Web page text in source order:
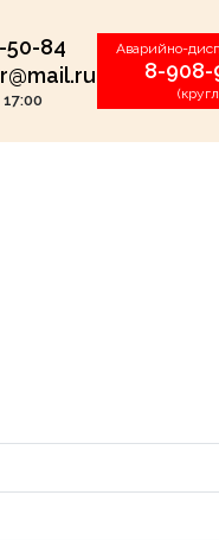
50-84
Аварийно-
8-908-